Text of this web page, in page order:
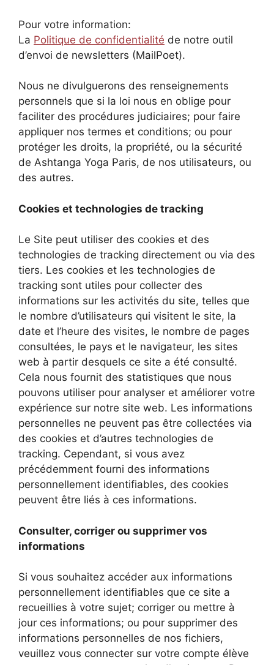
Pour votre information:
La Politique de confidentialité de notre outil
d’envoi de newsletters (MailPoet).
Nous ne divulguerons des renseignements
personnels que si la loi nous en oblige pour
faciliter des procédures judiciaires; pour faire
appliquer nos termes et conditions; ou pour
protéger les droits, la propriété, ou la sécurité
de Ashtanga Yoga Paris, de nos utilisateurs, ou
des autres.
Cookies et technologies de tracking
Le Site peut utiliser des cookies et des
technologies de tracking directement ou via des
tiers. Les cookies et les technologies de
tracking sont utiles pour collecter des
informations sur les activités du site, telles que
le nombre d’utilisateurs qui visitent le site, la
date et l’heure des visites, le nombre de pages
consultées, le pays et le navigateur, les sites
web à partir desquels ce site a été consulté.
Cela nous fournit des statistiques que nous
pouvons utiliser pour analyser et améliorer votre
expérience sur notre site web. Les informations
personnelles ne peuvent pas être collectées via
des cookies et d’autres technologies de
tracking. Cependant, si vous avez
précédemment fourni des informations
personnellement identifiables, des cookies
peuvent être liés à ces informations.
Consulter, corriger ou supprimer vos
informations
Si vous souhaitez accéder aux informations
personnellement identifiables que ce site a
recueillies à votre sujet; corriger ou mettre à
jour ces informations; ou pour supprimer des
informations personnelles de nos fichiers,
veuillez vous connecter sur votre compte élève